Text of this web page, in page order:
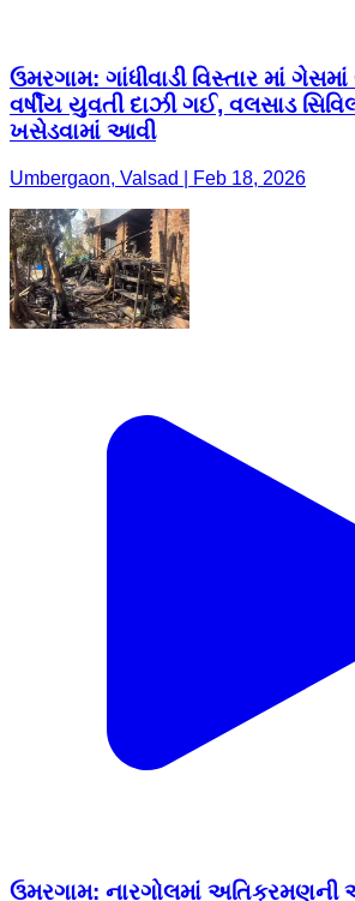
ઉમરગામ: ગાંધીવાડી વિસ્તાર માં
વર્ષીય યુવતી દાઝી ગઈ, વલસાડ
ખસેડવામાં આવી
Umbergaon, Valsad | Feb 18, 2026
ઉમરગામ: નારગોલમાં અતિક્રમણની